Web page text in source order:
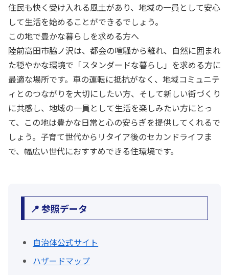
住民も快く受け入れる風土があり、地域の一員として安心
して生活を始めることができるでしょう。
この地で豊かな暮らしを求める方へ
陸前高田市脇ノ沢は、都会の喧騒から離れ、自然に囲まれ
た穏やかな環境で「スタンダードな暮らし」を求める方に
最適な場所です。車の運転に抵抗がなく、地域コミュニテ
ィとのつながりを大切にしたい方、そして新しい街づくり
に共感し、地域の一員として生活を楽しみたい方にとっ
て、この地は豊かな日常と心の安らぎを提供してくれるで
しょう。子育て世代からリタイア後のセカンドライフま
で、幅広い世代におすすめできる住環境です。
📍 参照データ
自治体公式サイト
ハザードマップ